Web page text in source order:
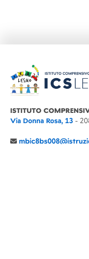
ISTITUTO
Via Donna Rosa, 13 -